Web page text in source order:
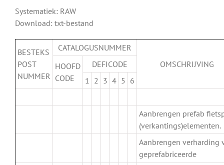
Systematiek: RAW
Download: txt-bestand
BESTEKS
POST
NUMMER
CATALOGUSNUMMER
OMSCHRIJVING
HOOFD
CODE
DEFICODE
1 2 3 4 5 6
Aanbrengen prefab
(verkantings)elementen.
Aanbrengen verharding
geprefabriceerde